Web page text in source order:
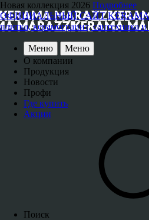
Новая коллекция 2026 Подробнее
ОФИЦИАЛЬНЫЙ САЙТ KERAMA
плитка, керамогранит, сантехника
Меню
Меню
О компании
Продукция
Новости
Профи
Где купить
Акции
Поиск